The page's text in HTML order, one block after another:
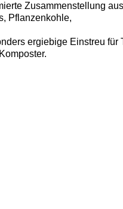
Zusammenstellung
Pflanzenkohle,
ergiebige Einstreu für